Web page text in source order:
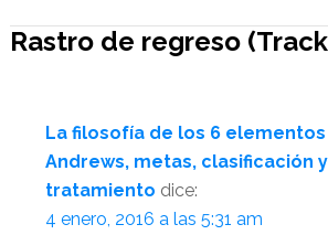
Rastro de regreso
La filosofía de los 6 elementos
Andrews, metas, clasificación
tratamiento dice:
4 enero, 2016 a las 5:31 am